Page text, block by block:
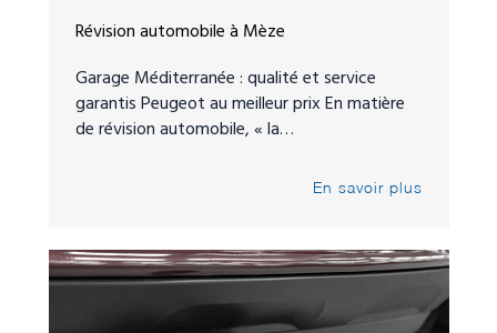
Révision automobile à Mèze
Garage Méditerranée : qualité et service
garantis Peugeot au meilleur prix En matière
de révision automobile, « la…
En savoir plus